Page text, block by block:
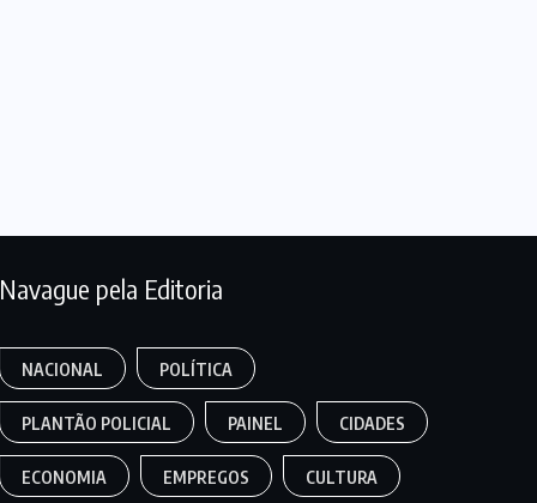
Navague pela Editoria
NACIONAL POLÍTICA
PLANTÃO POLICIAL PAINEL CIDADES
ECONOMIA EMPREGOS CULTURA